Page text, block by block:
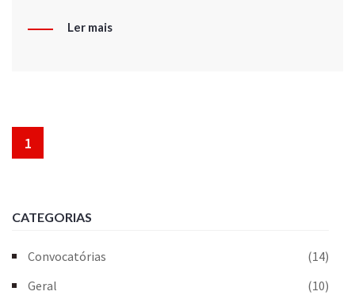
Ler mais
1
CATEGORIAS
Convocatórias
(14)
Geral
(10)